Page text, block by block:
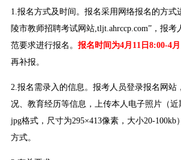
1.报名方式及时间。报名采用网络报名的方式
陵市教师招聘考试网站,tljt.ahrccp.com”，报
范要求进行报名。 报名时间为4月11日8:00-4
再补报。
2.报名需录入的信息。报考人员登录报名网站
况、教育经历等信息，上传本人电子照片（近
jpg格式，尺寸为295×413像素，大小20-100kb
方式。